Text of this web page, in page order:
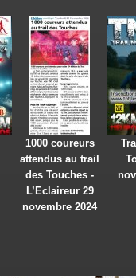
1000 coureurs
attendus au trail
des Touches -
L’Eclaireur 29
novembre 2024